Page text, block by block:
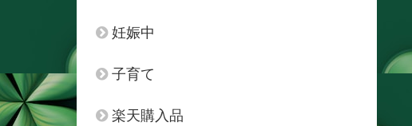
妊娠中
子育て
楽天購入品